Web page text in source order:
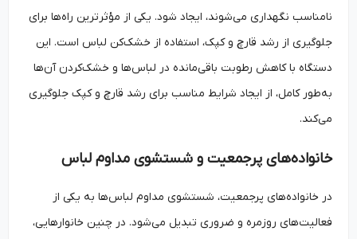
نامناسب نگهداری می‌شوند، ایجاد شود. یکی از مؤثرترین راه‌ها برای
جلوگیری از رشد قارچ و کپک، استفاده از خشک‌کن لباس است. این
دستگاه با کاهش رطوبت باقی‌مانده در لباس‌ها و خشک‌کردن آن‌ها
به‌طور کامل، از ایجاد شرایط مناسب برای رشد قارچ و کپک جلوگیری
می‌کند.
خانواده‌های پرجمعیت و شستشوی مداوم لباس
در خانواده‌های پرجمعیت، شستشوی مداوم لباس‌ها به یکی از
فعالیت‌های روزمره و ضروری تبدیل می‌شود. در چنین خانوارهایی،